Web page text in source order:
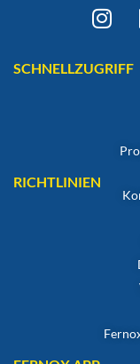
SCHNELLZUGRIFF
RICHTLINIEN